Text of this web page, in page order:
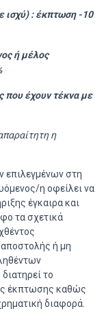
ισχύ) : έκπτωση -10
ή μέλος
που έχουν τέκνα με
η
επιλεγμένων στη
η οφείλει να
έγκαιρα και
τα σχετικά
ή μη
το
έκπτωσης καθώς
διαφορά.